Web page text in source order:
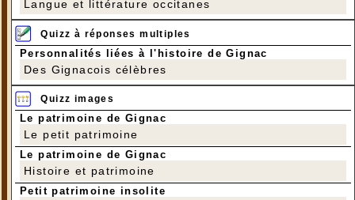
Langue et littérature occitanes
Quizz à réponses multiples
Personnalités liées à l'histoire de Gignac
Des Gignacois célèbres
Quizz images
Le patrimoine de Gignac
Le petit patrimoine
Le patrimoine de Gignac
Histoire et patrimoine
Petit patrimoine insolite